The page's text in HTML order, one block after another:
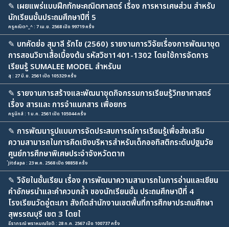
✎ เผยแพร่แบบฝึกทักษะคณิตศาสตร์ เรื่อง การหารเศษส่วน สำหรับ
นักเรียนชั้นประถมศึกษาปีที่ 5
ครูคณิต^_^ : 7 เม.ย. 2568 เปิด 99719 ครั้ง
✎ บทคัดย่อ สุมาลี รักโข (2560) รายงานการวิจัยเรื่องการพัฒนาชุด
การสอนวิชาเสื้อเบื้องต้น รหัสวิชา1401-1302 โดยใช้การจัดการ
เรียนรู้ SUMALEE MODEL สำหรับน
สุ : 27 มิ.ย. 2561 เปิด 105329 ครั้ง
✎ รายงานการสร้างและพัฒนาชุดกิจกรรมการเรียนรู้วิทยาศาสตร์
เรื่อง สารและ การจำแนกสาร เพื่อยกร
ครูนิกส์ : 1 ม.ค. 2561 เปิด 105044 ครั้ง
✎ การพัฒนารูปแบบการจัดประสบการณ์การเรียนรู้เพื่อส่งเสริม
ความสามารถในการคิดเชิงบริหารสำหรับเด็กออทิสติกระดับปฐมวัย
ศูนย์การศึกษาพิเศษประจำจังหวัดตาก
่Jitdapa : 23 พ.ค. 2568 เปิด 98858 ครั้ง
✎ วิจัยในชั้นเรียน เรื่อง การพัฒนาความสามารถในการอ่านและเขียน
คำอักษรนำและคำควบกล้ำ ของนักเรียนชั้น ประถมศึกษาปีที่ 4
โรงเรียนวัดอู่ตะเภา สังกัดสำนักงานเขตพื้นที่การศึกษาประถมศึกษา
สุพรรณบุรี เขต 3 โดยใ
ธีราภรณ์ พราหมณโชติ : 28 ก.ค. 2567 เปิด 100737 ครั้ง